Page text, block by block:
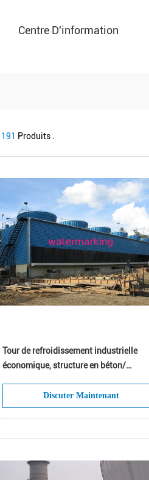
Centre D'information
191 Produits .
Tour de refroidissement industrielle
économique, structure en béton/
Discuter Maintenant